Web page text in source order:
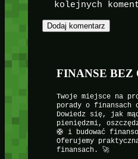
kolejnych
FINANSE
Twoje miejsce na
porady o finansach
Dowiedz się, jak
pieniędzmi,
🛟 i budować
Oferujemy
finansach. 🚀